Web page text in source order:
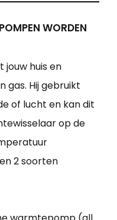
WORDEN
huis en
gas. Hij gebruikt
of lucht en kan dit
op de
2 soorten